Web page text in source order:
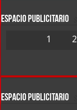
ESPACIO PUBLICITARIO
1 2
ESPACIO PUBLICITARIO